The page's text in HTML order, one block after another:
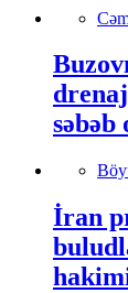
səbəb
İran